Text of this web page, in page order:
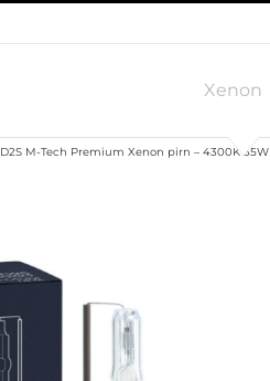
Xenon
D2S M-Tech Premium Xenon pirn – 4300K 35W